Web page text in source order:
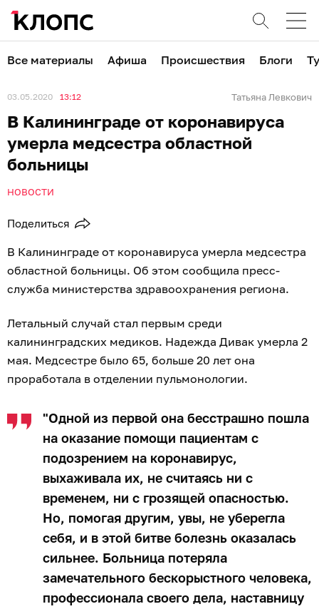
Все материалы Афиша Происшествия Блоги
03.05.2020 13:12 Татьяна Левкович
В Калининграде от коронавируса
умерла медсестра областной
больницы
НОВОСТИ
Поделиться
В Калининграде от коронавируса умерла медсестра
областной больницы. Об этом сообщила пресс-
служба министерства здравоохранения региона.
Летальный случай стал первым среди
калининградских медиков. Надежда Дивак умерла 2
мая. Медсестре было 65, больше 20 лет она
проработала в отделении пульмонологии.
"Одной из первой она бесстрашно пошла
на оказание помощи пациентам с
подозрением на коронавирус,
выхаживала их, не считаясь ни с
временем, ни с грозящей опасностью.
Но, помогая другим, увы, не уберегла
себя, и в этой битве болезнь оказалась
сильнее. Больница потеряла
замечательного бескорыстного человека,
профессионала своего дела, наставницу